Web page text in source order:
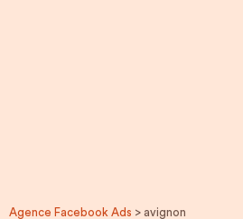
Agence Facebook Ads > avignon